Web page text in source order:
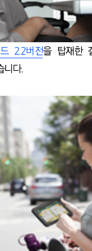
2.2버전을 탑재한
니다.